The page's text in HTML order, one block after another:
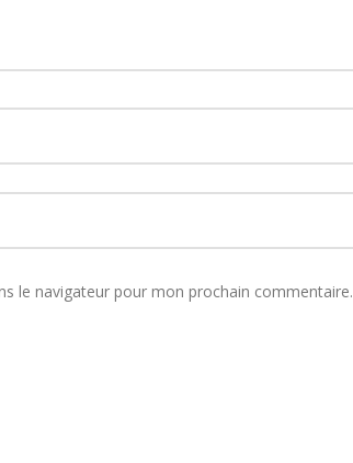
le navigateur pour mon prochain commentaire.